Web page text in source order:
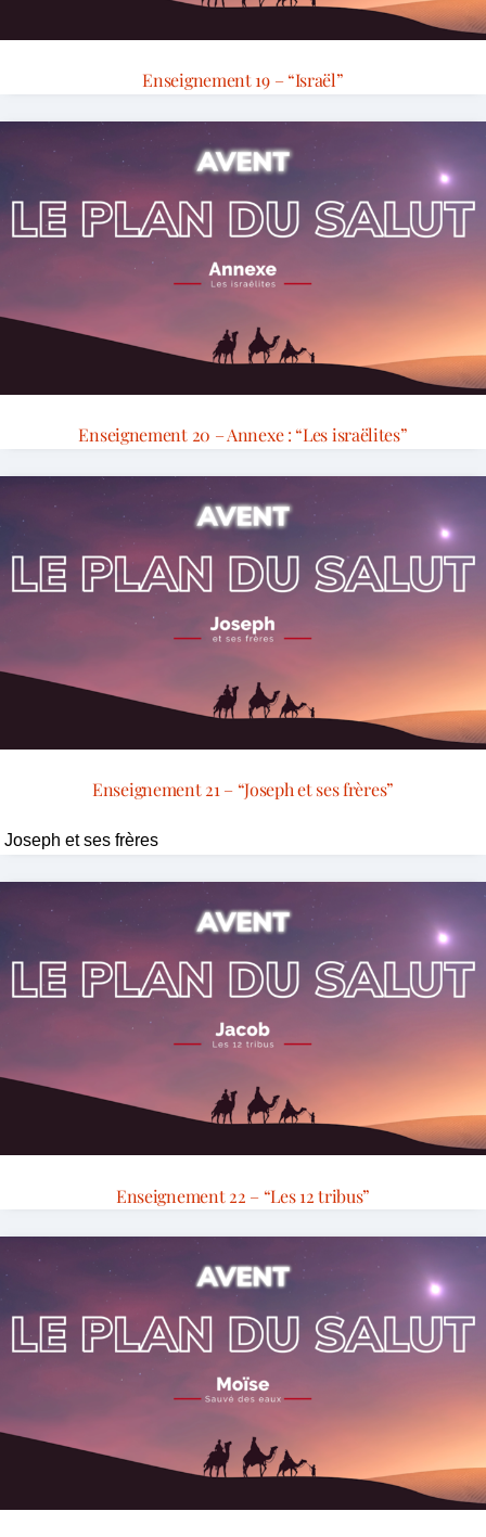
Enseignement 19 – “Israël”
Enseignement 20 – Annexe : “Les israëlites”
Enseignement 21 – “Joseph et ses frères”
Joseph et ses frères
Enseignement 22 – “Les 12 tribus”